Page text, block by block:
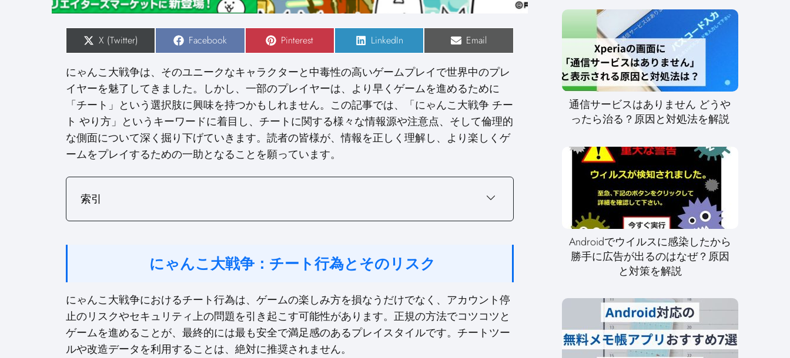
S
h
r
e
o
n
X (Twitter) S
h
r
e
o
n
Facebook S
h
r
e
o
n
Pinterest S
h
r
e
o
LinkedIn S
h
r
e
o
n
Email
にゃんこ大戦争は、そのユニークなキャラクターと中毒性の高いゲームプレイで世界中のプレ
イヤーを魅了してきました。しかし、一部のプレイヤーは、より早くゲームを進めるために
「チート」という選択肢に興味を持つかもしれません。この記事では、「にゃんこ大戦争 チー
ト やり方」というキーワードに着目し、チートに関する様々な情報源や注意点、そして倫理的
な側面について深く掘り下げていきます。読者の皆様が、情報を正しく理解し、より楽しくゲ
ームをプレイするための一助となることを願っています。
索引
にゃんこ大戦争：チート行為とそのリスク
にゃんこ大戦争におけるチート行為は、ゲームの楽しみ方を損なうだけでなく、アカウント停
止のリスクやセキュリティ上の問題を引き起こす可能性があります。正規の方法でコツコツと
ゲームを進めることが、最終的には最も安全で満足感のあるプレイスタイルです。チートツー
ルや改造データを利用することは、絶対に推奨されません。
通信サービスはありません どうや
ったら治る？原因と対処法を解説
Androidでウイルスに感染したから
勝手に広告が出るのはなぜ？原因
と対策を解説